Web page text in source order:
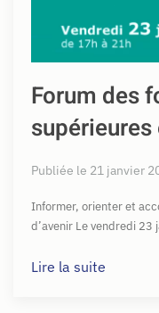
Forum des
Publiée le 21 janvier
Informer, orienter et
d’avenir Le vendredi
Lire la suite